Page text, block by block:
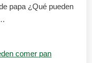
papa ¿Qué pueden
comer pan